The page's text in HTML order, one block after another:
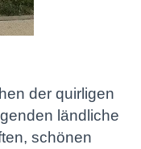
der quirligen
ländliche
schönen